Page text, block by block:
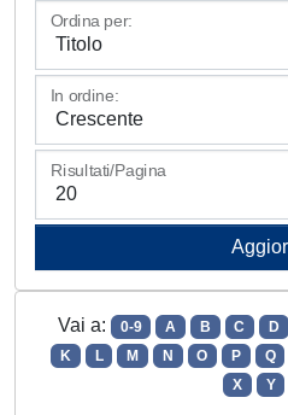
Ordina per:
In ordine:
Risultati/Pagina
Vai a: 0-9 A B C D
K
L M N O P Q
X
Y